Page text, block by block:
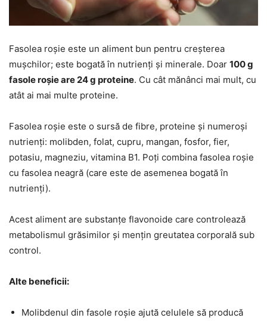
Fasolea roșie este un aliment bun pentru creșterea
mușchilor; este bogată în nutrienți și minerale. Doar 100 g
fasole roșie are 24 g proteine. Cu cât mănânci mai mult, cu
atât ai mai multe proteine.
Fasolea roșie este o sursă de fibre, proteine și numeroși
nutrienți: molibden, folat, cupru, mangan, fosfor, fier,
potasiu, magneziu, vitamina B1. Poți combina fasolea roșie
cu fasolea neagră (care este de asemenea bogată în
nutrienți).
Acest aliment are substanțe flavonoide care controlează
metabolismul grăsimilor și mențin greutatea corporală sub
control.
Alte beneficii:
Molibdenul din fasole roșie ajută celulele să producă